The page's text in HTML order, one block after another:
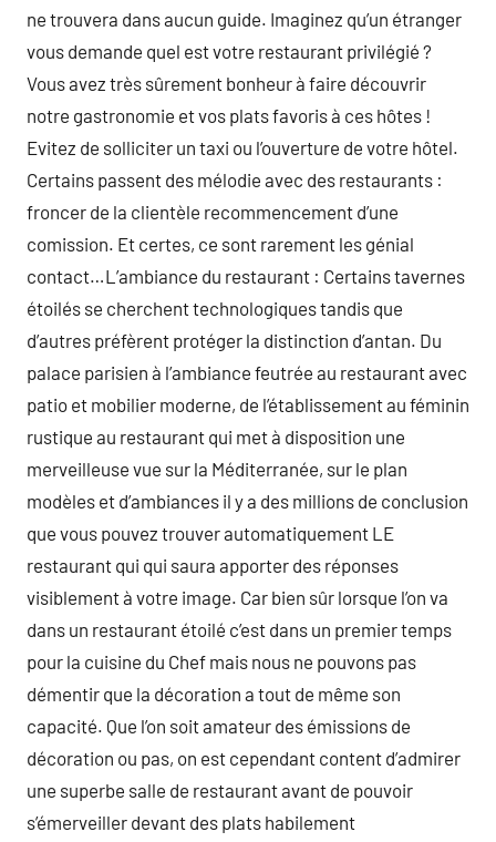
ne trouvera dans aucun guide. Imaginez qu’un étranger
vous demande quel est votre restaurant privilégié ?
Vous avez très sûrement bonheur à faire découvrir
notre gastronomie et vos plats favoris à ces hôtes !
Evitez de solliciter un taxi ou l’ouverture de votre hôtel.
Certains passent des mélodie avec des restaurants :
froncer de la clientèle recommencement d’une
comission. Et certes, ce sont rarement les génial
contact…L’ambiance du restaurant : Certains tavernes
étoilés se cherchent technologiques tandis que
d’autres préfèrent protéger la distinction d’antan. Du
palace parisien à l’ambiance feutrée au restaurant avec
patio et mobilier moderne, de l’établissement au féminin
rustique au restaurant qui met à disposition une
merveilleuse vue sur la Méditerranée, sur le plan
modèles et d’ambiances il y a des millions de conclusion
que vous pouvez trouver automatiquement LE
restaurant qui qui saura apporter des réponses
visiblement à votre image. Car bien sûr lorsque l’on va
dans un restaurant étoilé c’est dans un premier temps
pour la cuisine du Chef mais nous ne pouvons pas
démentir que la décoration a tout de même son
capacité. Que l’on soit amateur des émissions de
décoration ou pas, on est cependant content d’admirer
une superbe salle de restaurant avant de pouvoir
s’émerveiller devant des plats habilement